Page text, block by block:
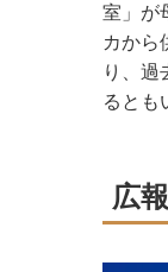
室」が
カから
り、過
るとも
広